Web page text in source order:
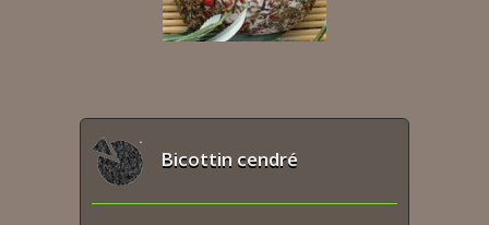
Bicottin cendré